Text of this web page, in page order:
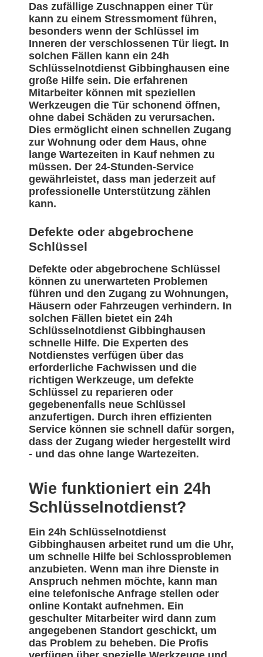
Das zufällige Zuschnappen einer Tür
kann zu einem Stressmoment führen,
besonders wenn der Schlüssel im
Inneren der verschlossenen Tür liegt. In
solchen Fällen kann ein 24h
Schlüsselnotdienst Gibbinghausen eine
große Hilfe sein. Die erfahrenen
Mitarbeiter können mit speziellen
Werkzeugen die Tür schonend öffnen,
ohne dabei Schäden zu verursachen.
Dies ermöglicht einen schnellen Zugang
zur Wohnung oder dem Haus, ohne
lange Wartezeiten in Kauf nehmen zu
müssen. Der 24-Stunden-Service
gewährleistet, dass man jederzeit auf
professionelle Unterstützung zählen
kann.
Defekte oder abgebrochene
Schlüssel
Defekte oder abgebrochene Schlüssel
können zu unerwarteten Problemen
führen und den Zugang zu Wohnungen,
Häusern oder Fahrzeugen verhindern. In
solchen Fällen bietet ein 24h
Schlüsselnotdienst Gibbinghausen
schnelle Hilfe. Die Experten des
Notdienstes verfügen über das
erforderliche Fachwissen und die
richtigen Werkzeuge, um defekte
Schlüssel zu reparieren oder
gegebenenfalls neue Schlüssel
anzufertigen. Durch ihren effizienten
Service können sie schnell dafür sorgen,
dass der Zugang wieder hergestellt wird
- und das ohne lange Wartezeiten.
Wie funktioniert ein 24h
Schlüsselnotdienst?
Ein 24h Schlüsselnotdienst
Gibbinghausen arbeitet rund um die Uhr,
um schnelle Hilfe bei Schlossproblemen
anzubieten. Wenn man ihre Dienste in
Anspruch nehmen möchte, kann man
eine telefonische Anfrage stellen oder
online Kontakt aufnehmen. Ein
geschulter Mitarbeiter wird dann zum
angegebenen Standort geschickt, um
das Problem zu beheben. Die Profis